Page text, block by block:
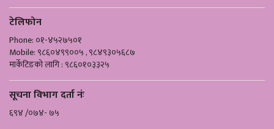
टेलिफोन
Phone: ०१-४५२७५०१
Mobile: ९८६०४९९००५ , ९८४९३०५६८७
मार्केटिङको लागि : ९८६०१०३३२५
सूचना विभाग दर्ता नंः
६९४ /०७४- ७५